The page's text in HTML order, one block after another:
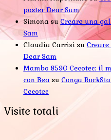
poster Dear Sam
Simona su Creare una
Sam
Claudia Carrisi su
Dear Sam
Mambo 8590 Cecotec: il
con Bea su Conga
Cecotec
Visite totali